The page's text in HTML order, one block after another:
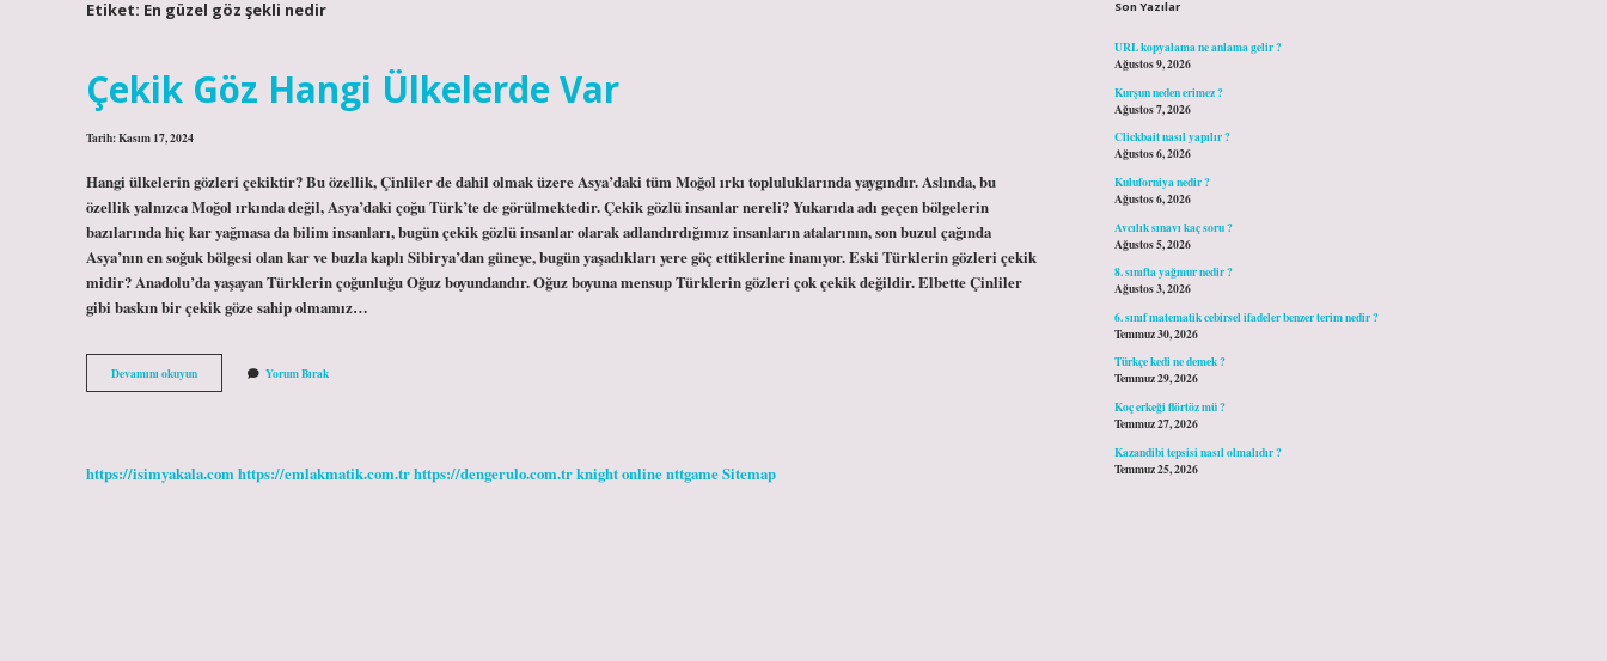
Etiket: En güzel göz şekli nedir
Çekik Göz Hangi Ülkelerde Var
Tarih: Kasım 17, 2024
Hangi ülkelerin gözleri çekiktir? Bu özellik, Çinliler de dahil olmak üzere Asya’daki tüm Moğol ırkı topluluklarında yaygındır. Aslında, bu
özellik yalnızca Moğol ırkında değil, Asya’daki çoğu Türk’te de görülmektedir. Çekik gözlü insanlar nereli? Yukarıda adı geçen bölgelerin
bazılarında hiç kar yağmasa da bilim insanları, bugün çekik gözlü insanlar olarak adlandırdığımız insanların atalarının, son buzul çağında
Asya’nın en soğuk bölgesi olan kar ve buzla kaplı Sibirya’dan güneye, bugün yaşadıkları yere göç ettiklerine inanıyor. Eski Türklerin gözleri çekik
midir? Anadolu’da yaşayan Türklerin çoğunluğu Oğuz boyundandır. Oğuz boyuna mensup Türklerin gözleri çok çekik değildir. Elbette Çinliler
gibi baskın bir çekik göze sahip olmamız…
Devamını okuyunÇekik
Göz
Yorum Bırak
https://isimyakala.comhttps://emlakmatik.com.trhttps://dengerulo.com.trknight onlinenttgameSitemap
Son Yazılar
URL kopyalama ne anlama gelir ?
Ağustos 9, 2026
Kurşun neden erimez ?
Ağustos 7, 2026
Clickbait nasıl yapılır ?
Ağustos 6, 2026
Kuluforniya nedir ?
Ağustos 6, 2026
Avcılık sınavı kaç soru ?
Ağustos 5, 2026
8. sınıfta yağmur nedir ?
Ağustos 3, 2026
6. sınıf matematik cebirsel ifadeler benzer terim nedir ?
Temmuz 30, 2026
Türkçe kedi ne demek ?
Temmuz 29, 2026
Koç erkeği flörtöz mü ?
Temmuz 27, 2026
Kazandibi tepsisi nasıl olmalıdır ?
Temmuz 25, 2026